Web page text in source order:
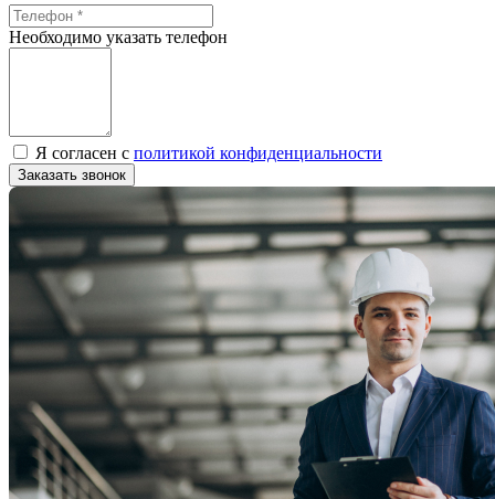
Необходимо указать телефон
Я согласен с политикой конфиденциальности
Заказать звонок